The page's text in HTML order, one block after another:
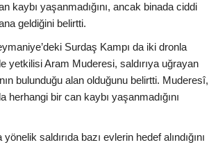
kaybı yaşanmadığını, ancak binada ciddi
geldiğini belirtti.
Surdaş Kampı da iki dronla
yetkilisi Aram Muderesi, saldırıya uğrayan
bulunduğu alan olduğunu belirtti. Muderesî,
herhangi bir can kaybı yaşanmadığını
saldırıda bazı evlerin hedef alındığını